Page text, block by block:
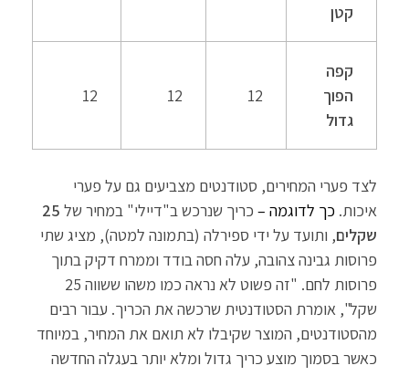
קטן
קפה
הפוך
גדול
12
12
12
לצד פערי המחירים, סטודנטים מצביעים גם על פערי
איכות. כך לדוגמה – כריך שנרכש ב"דיילי" במחיר של 25
שקלים, ותועד על ידי ספירלה (בתמונה למטה), מציג שתי
פרוסות גבינה צהובה, עלה חסה בודד וממרח דקיק בתוך
פרוסות לחם. "זה פשוט לא נראה כמו משהו ששווה 25
שקל", אומרת הסטודנטית שרכשה את הכריך. עבור רבים
מהסטודנטים, המוצר שקיבלו לא תואם את המחיר, במיוחד
כאשר בסמוך מוצע כריך גדול ומלא יותר בעגלה החדשה